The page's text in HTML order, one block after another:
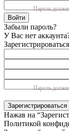
Пароль
Войти
Забыли пароль?
У Вас нет
Зарегистрироваться
Пароль
Зарегистрироваться
Нажав на
Политикой